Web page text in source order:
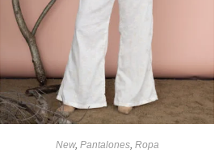
New, Pantalones, Ropa